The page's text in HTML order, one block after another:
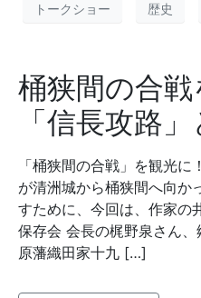
トークショー 歴史
桶狭間の合戦
「信長攻路
「桶狭間の合戦」を観光
が清洲城から桶狭間へ向か
すために、今回は、作家の
保存会 会長の梶野泉さん
原藩織田家十九 […]